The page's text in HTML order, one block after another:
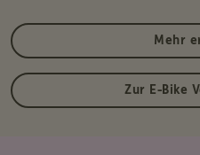
Mehr
Zur E-Bike